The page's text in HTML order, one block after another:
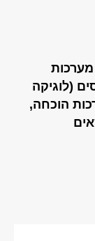
(לוגיקה
הוכחה,